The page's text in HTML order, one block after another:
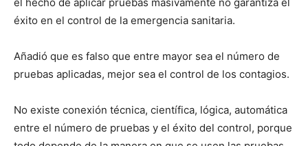
éxito en el control de la emergencia sanitaria.
Añadió que es falso que entre mayor sea el número de
pruebas aplicadas, mejor sea el control de los contagios.
No existe conexión técnica, científica, lógica, automática
entre el número de pruebas y el éxito del control, porque